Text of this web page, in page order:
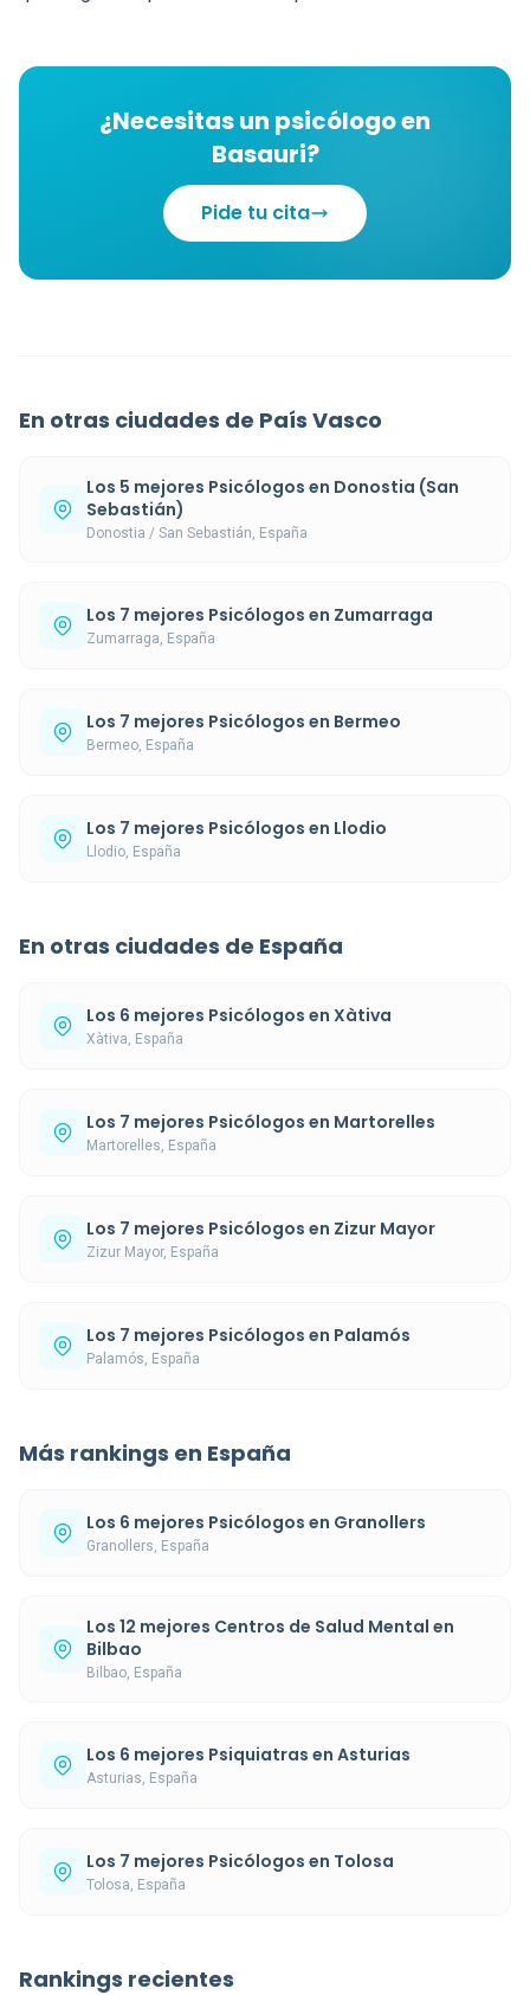
¿Necesitas un psicólogo en
Basauri?
Pide tu cita
En otras ciudades de País Vasco
Los 5 mejores Psicólogos en Donostia (San
Sebastián)
Donostia / San Sebastián, España
Los 7 mejores Psicólogos en Zumarraga
Zumarraga, España
Los 7 mejores Psicólogos en Bermeo
Bermeo, España
Los 7 mejores Psicólogos en Llodio
Llodio, España
En otras ciudades de España
Los 6 mejores Psicólogos en Xàtiva
Xàtiva, España
Los 7 mejores Psicólogos en Martorelles
Martorelles, España
Los 7 mejores Psicólogos en Zizur Mayor
Zizur Mayor, España
Los 7 mejores Psicólogos en Palamós
Palamós, España
Más rankings en España
Los 6 mejores Psicólogos en Granollers
Granollers, España
Los 12 mejores Centros de Salud Mental en
Bilbao
Bilbao, España
Los 6 mejores Psiquiatras en Asturias
Asturias, España
Los 7 mejores Psicólogos en Tolosa
Tolosa, España
Rankings recientes